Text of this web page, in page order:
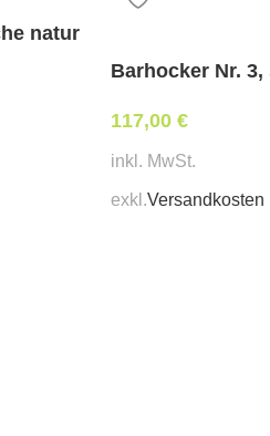
natur
Barhocker Nr. 3,
117,00 €
inkl. MwSt.
exkl.Versandkosten